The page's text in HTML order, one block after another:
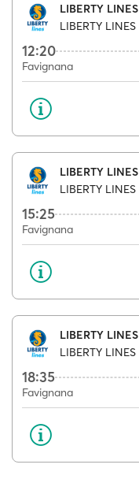
LIBERTY LINES
LIBERTY LINES
12:20
Favignana
LIBERTY LINES
LIBERTY LINES
15:25
Favignana
LIBERTY LINES
LIBERTY LINES
18:35
Favignana